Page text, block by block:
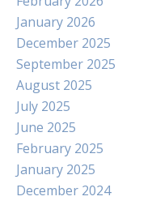
January 2026
December 2025
September 2025
August 2025
July 2025
June 2025
February 2025
January 2025
December 2024